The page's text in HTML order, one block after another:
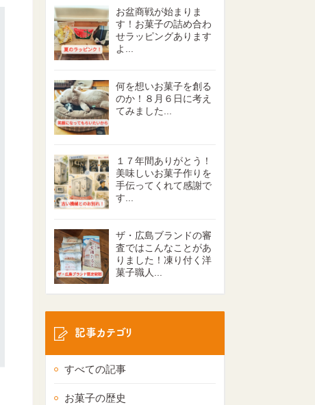
お盆商戦が始まりま
す！お菓子の詰め合わ
せラッピングあります
よ...
何を想いお菓子を創る
のか！８月６日に考え
てみました...
１７年間ありがとう！
美味しいお菓子作りを
手伝ってくれて感謝で
す...
ザ・広島ブランドの審
査ではこんなことがあ
りました！凍り付く洋
菓子職人...
記事カテゴリ
すべての記事
お菓子の歴史